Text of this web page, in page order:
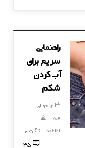
راهنمایی
سریع برای
آب کردن
شکم
12 جولای,
2016
habibi
رژیم
35